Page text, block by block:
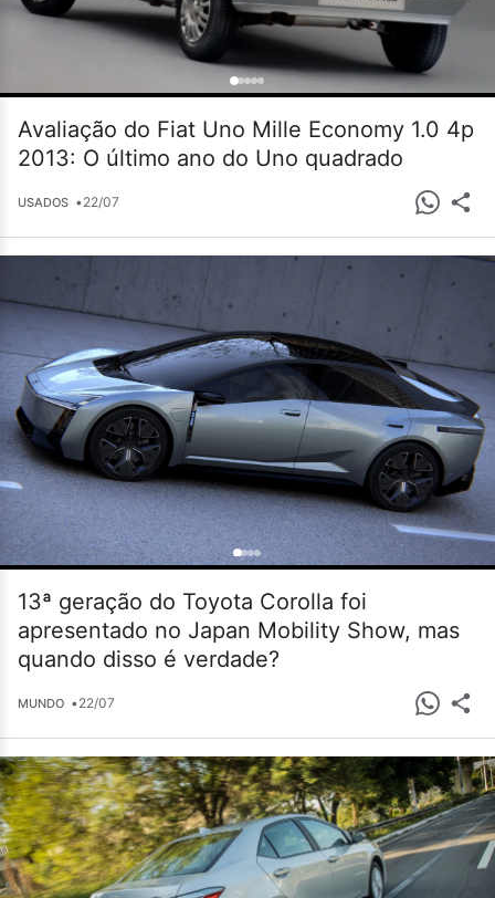
Avaliação do Fiat Uno Mille Economy 1.0 4p
2013: O último ano do Uno quadrado
USADOS •22/07
13ª geração do Toyota Corolla foi
apresentado no Japan Mobility Show, mas
quando disso é verdade?
MUNDO •22/07